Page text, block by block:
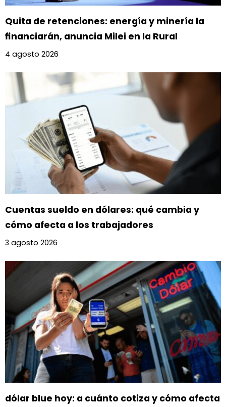
Quita de retenciones: energía y minería la
financiarán, anuncia Milei en la Rural
4 agosto 2026
Cuentas sueldo en dólares: qué cambia y
cómo afecta a los trabajadores
3 agosto 2026
dólar blue hoy: a cuánto cotiza y cómo afecta